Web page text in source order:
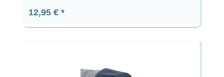
Prix régulier :
12,95 €